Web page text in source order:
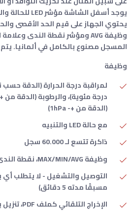
يوجد أسفل الشاشة مؤشر LED للحالة والتنبيه.
يحتوي الجهاز على قيم الحد الأقصى
وظيفة AVG ومؤشر نقطة الندى وعلامة الوقت.
المسجل مصنوع بالكامل في ألمانيا.
وظيفة
(الدقة من +- 1hPa)
مع حالة LED والتنبيه
ذاكرة تتسع لـ 60.000 سجل
وظيفة MAX/MIN/AVG، نقطة الندى، وظيفة علامة الوقت
التوصيل والتشغيل - لا يتطلب
مسبقًا مدته 5 دقائق)
الإخراج التلقائي كملف PDF، تنزيل برنامج التكوين الاختياري